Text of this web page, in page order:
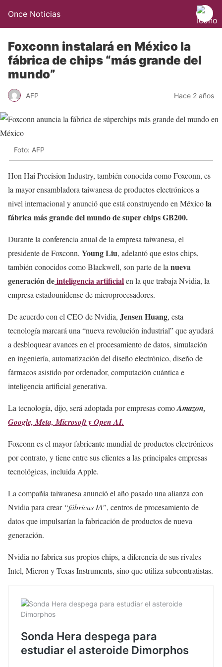
Once Noticias
Foxconn instalará en México la
fábrica de chips “más grande del
mundo”
AFP Hace 2 años
Foto: AFP
Hon Hai Precision Industry, también conocida como Foxconn, es
la mayor ensambladora taiwanesa de productos electrónicos a
nivel internacional y anunció que está construyendo en Méxicola
fábrica más grande del mundo de super chips GB200.
Durante la conferencia anual de la empresa taiwanesa, el
presidente de Foxconn, Young Liu, adelantó que estos chips,
también conocidos como Blackwell, son parte de la nueva
generación deinteligencia artificialen la que trabaja Nvidia, la
empresa estadounidense de microprocesadores.
De acuerdo con el CEO de Nvidia, Jensen Huang, esta
tecnología marcará una “nueva revolución industrial” que ayudará
a desbloquear avances en el procesamiento de datos, simulación
en ingeniería, automatización del diseño electrónico, diseño de
fármacos asistido por ordenador, computación cuántica e
inteligencia artificial generativa.
La tecnología, dijo, será adoptada por empresas comoAmazon,
Google, Meta, Microsoft y Open AI.
Foxconn es el mayor fabricante mundial de productos electrónicos
por contrato, y tiene entre sus clientes a las principales empresas
tecnológicas, incluida Apple.
La compañía taiwanesa anunció el año pasado una alianza con
Nvidia para crear “fábricas IA”, centros de procesamiento de
datos que impulsarían la fabricación de productos de nueva
generación.
Nvidia no fabrica sus propios chips, a diferencia de sus rivales
Intel, Micron y Texas Instruments, sino que utiliza subcontratistas.